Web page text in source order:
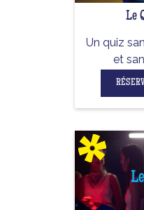
Le
Un quiz
et